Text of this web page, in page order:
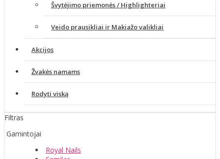
Švytėjimo priemonės / Highlighteriai
Veido prausikliai ir Makiažo valikliai
Akcijos
Žvakės namams
Rodyti viską
Filtras
Gamintojai
Royal Nails